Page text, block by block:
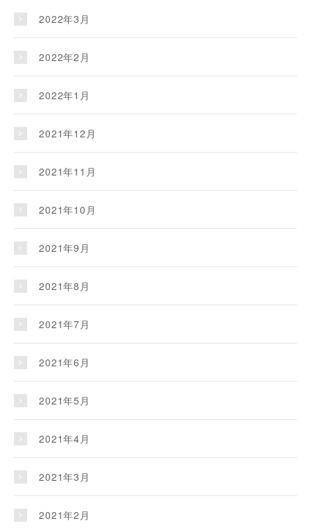
2022年3月
2022年2月
2022年1月
2021年12月
2021年11月
2021年10月
2021年9月
2021年8月
2021年7月
2021年6月
2021年5月
2021年4月
2021年3月
2021年2月